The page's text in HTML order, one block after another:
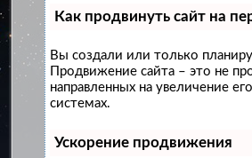
Как продвинуть сайт на
Вы создали или только
Продвижение сайта – это не
направленных на увеличение
системах.
Ускорение продвижения